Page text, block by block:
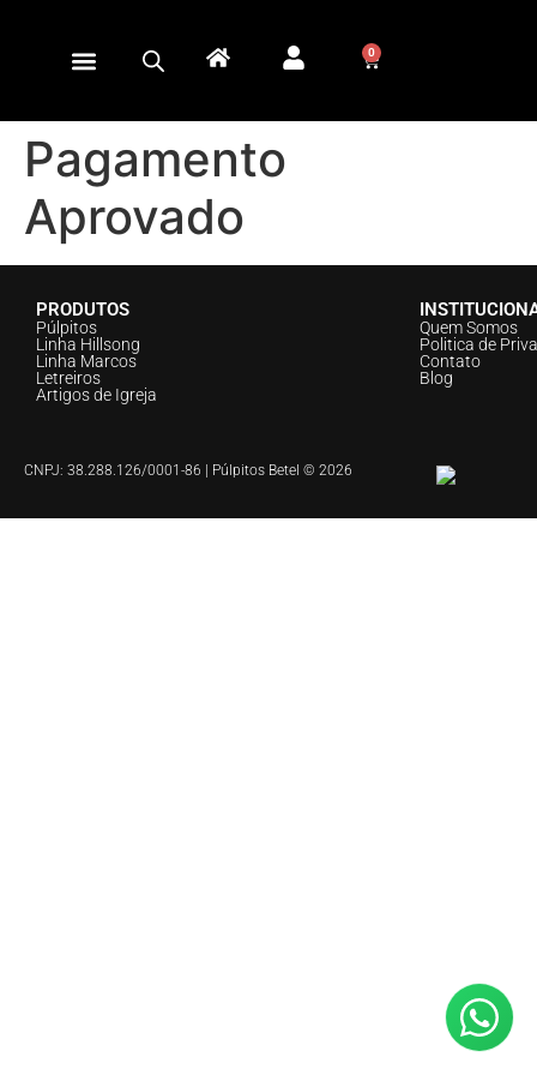
0
Pagamento
Aprovado
PRODUTOS
Púlpitos
Linha Hillsong
Linha Marcos
Letreiros
Artigos de Igreja
Quem Somos
Politica de
Contato
Blog
CNPJ: 38.288.126/0001-86 | Púlpitos Betel © 2026